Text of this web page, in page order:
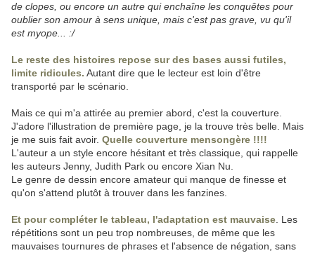
de clopes, ou encore un autre qui enchaîne les conquêtes pour
oublier son amour à sens unique, mais c'est pas grave, vu qu'il
est myope... :/
Le reste des histoires repose sur des bases aussi futiles,
limite ridicules. Autant dire que le lecteur est loin d'être
transporté par le scénario.
Mais ce qui m'a attirée au premier abord, c'est la couverture.
J'adore l'illustration de première page, je la trouve très belle. Mais
je me suis fait avoir. Quelle couverture mensongère !!!!
L'auteur a un style encore hésitant et très classique, qui rappelle
les auteurs Jenny, Judith Park ou encore Xian Nu.
Le genre de dessin encore amateur qui manque de finesse et
qu'on s'attend plutôt à trouver dans les fanzines.
Et pour compléter le tableau, l'adaptation est mauvaise . Les
répétitions sont un peu trop nombreuses, de même que les
mauvaises tournures de phrases et l'absence de négation, sans